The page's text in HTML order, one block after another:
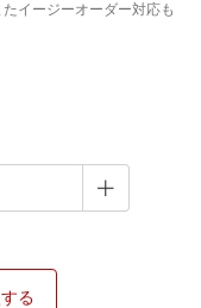
イージーオーダー対応も
る